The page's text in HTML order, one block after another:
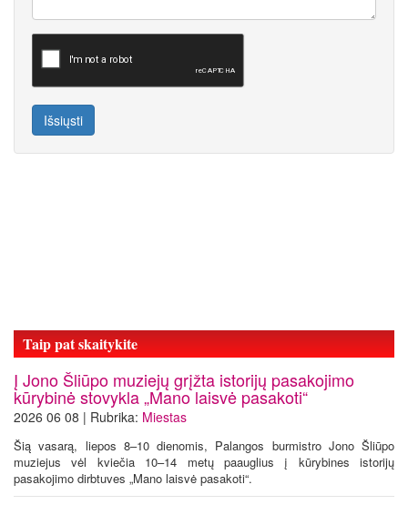
Išsiųsti
Taip pat skaitykite
Į Jono Šliūpo muziejų grįžta istorijų pasakojimo
kūrybinė stovykla „Mano laisvė pasakoti“
2026 06 08 | Rubrika: Miestas
Šią vasarą, liepos 8–10 dienomis, Palangos burmistro Jono Šliūpo
muziejus vėl kviečia 10–14 metų paauglius į kūrybines istorijų
pasakojimo dirbtuves „Mano laisvė pasakoti“.